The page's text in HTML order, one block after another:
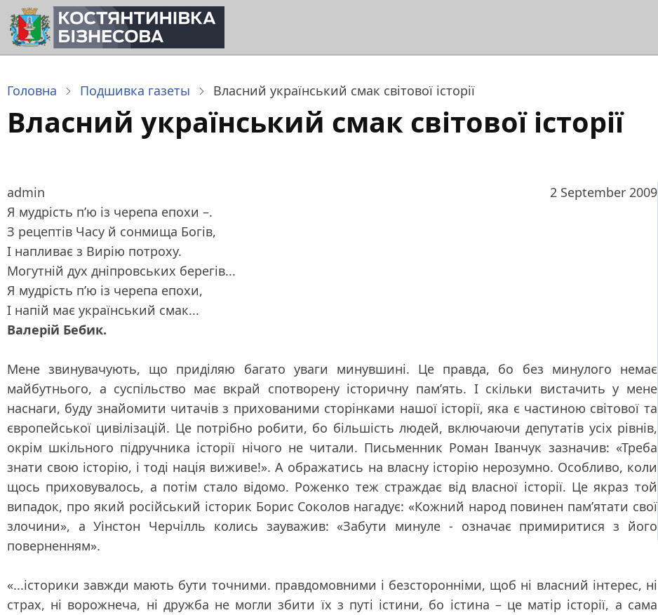
Перейти
до
основного
Головна Подшивка газеты Власний український смак світової історії
Власний український смак світової історії
admin
2 September 2009
Я мудрість п’ю із черепа епохи –.
З рецептів Часу й сонмища Богів,
І напливає з Вирію потроху.
Могутній дух дніпровських берегів...
Я мудрість п’ю із черепа епохи,
І напій має український смак...
Валерій Бебик.
Мене звинувачують, що приділяю багато уваги минувшині. Це правда, бо без минулого немає
майбутнього, а суспільство має вкрай спотворену історичну пам’ять. І скільки вистачить у мене
наснаги, буду знайомити читачів з прихованими сторінками нашої історії, яка є частиною світової та
європейської цивілізацій. Це потрібно робити, бо більшість людей, включаючи депутатів усіх рівнів,
окрім шкільного підручника історії нічого не читали. Письменник Роман Іванчук зазначив: «Треба
знати свою історію, і тоді нація виживе!». А ображатись на власну історію нерозумно. Особливо, коли
щось приховувалось, а потім стало відомо. Роженко теж страждає від власної історії. Це якраз той
випадок, про який російський історик Борис Соколов нагадує:«Кожний народ повинен пам’ятати свої
злочини», а Уінстон Черчілль колись зауважив:«Забути минуле - означає примиритися з його
поверненням».
«...історики завжди мають бути точними. правдомовними і безсторонніми, щоб ні власний інтерес, ні
страх, ні ворожнеча, ні дружба не могли збити їх з путі істини, бо істина – це матір історії, а сама